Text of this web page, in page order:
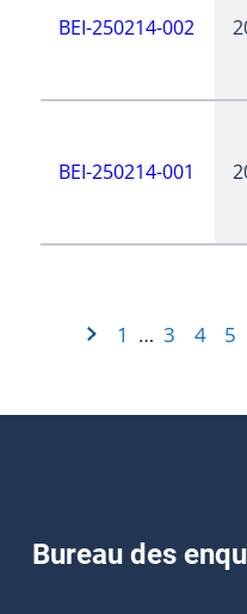
BEI-250214-002
BEI-250214-001
1 … 3 4 5
Bureau des